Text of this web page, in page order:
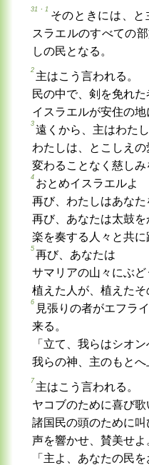
31・1
そのときには、と
スラエルのすべての
しの民となる。
2
主はこう言われる。
民の中で、剣を免れ
イスラエルが安住の地
3
遠くから、主はわたし
わたしは、とこしえ
変わることなく慈しみ
4
おとめイスラエルよ
再び、わたしはあなた
再び、あなたは太鼓を
楽を奏する人々と共に
5
再び、あなたは
サマリアの山々にぶど
植えた人が、植えたそ
6
見張りの者がエフラ
来る。
「立て、我らはシオン
我らの神、主のもとへ
7
主はこう言われる。
ヤコブのために喜び歌
諸国民の頭のために叫
声を響かせ、賛美せよ
「主よ、あなたの民